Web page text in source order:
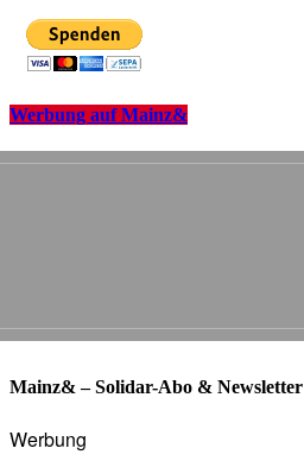
Werbung auf Mainz&
Mainz& – Solidar-Abo & Newsletter
Werbung